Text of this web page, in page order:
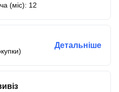
(міс): 12
Детальніше